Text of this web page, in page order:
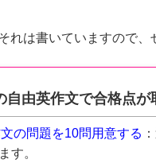
れは書いていますので、
自由英作文で合格点が
の問題を10問用意する
す。